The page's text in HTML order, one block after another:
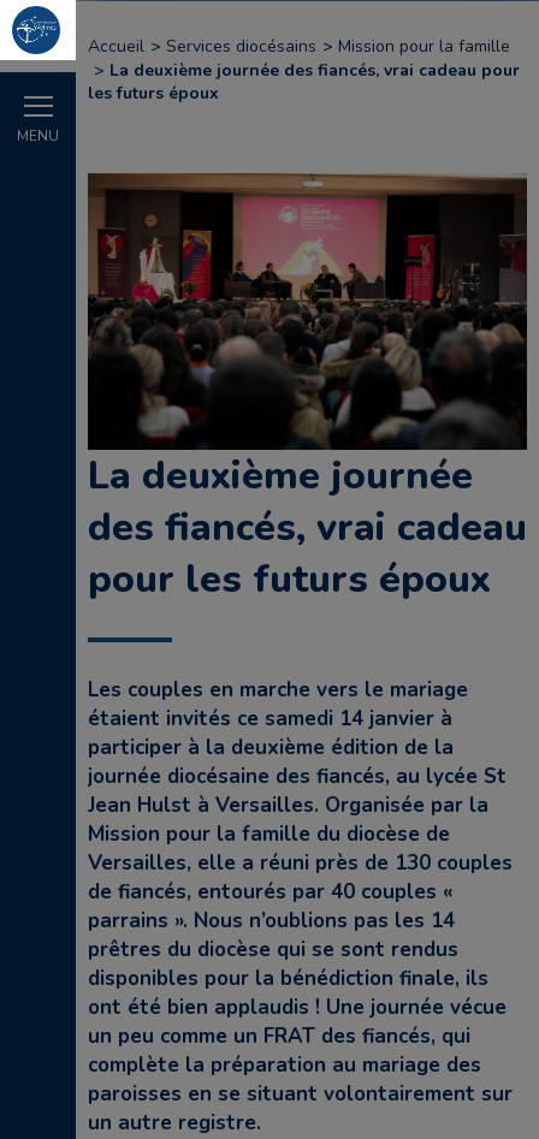
MENU
Accueil Services diocésains
Mission pour la famille
La deuxième journée des fiancés, vrai cadeau pour
les futurs époux
La deuxième journée
des fiancés, vrai cadeau
pour les futurs époux
Les couples en marche vers le mariage
étaient invités ce samedi 14 janvier à
participer à la deuxième édition de la
journée diocésaine des fiancés, au lycée St
Jean Hulst à Versailles. Organisée par la
Mission pour la famille du diocèse de
Versailles, elle a réuni près de 130 couples
de fiancés, entourés par 40 couples «
parrains ». Nous n’oublions pas les 14
prêtres du diocèse qui se sont rendus
disponibles pour la bénédiction finale, ils
ont été bien applaudis ! Une journée vécue
un peu comme un FRAT des fiancés, qui
complète la préparation au mariage des
paroisses en se situant volontairement sur
un autre registre.